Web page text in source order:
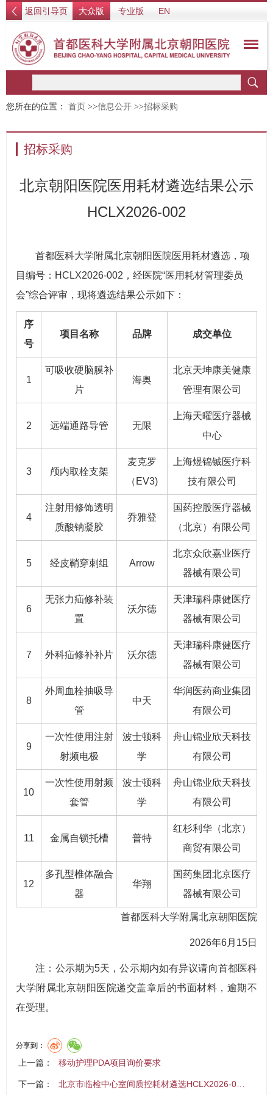
返回引导页 大众版 专业版 EN
您所在的位置： 首页 >>信息公开 >>招标采购
招标采购
北京朝阳医院医用耗材遴选结果公示
HCLX2026-002
首都医科大学附属北京朝阳医院医用耗材遴选，项
目编号：HCLX2026-002，经医院“医用耗材管理委员
会”综合评审，现将遴选结果公示如下：
序
号
项目名称 品牌 成交单位
1
可吸收硬脑膜补
片
海奥
北京天坤康美健康
管理有限公司
2 远端通路导管 无限
上海天曜医疗器械
中心
3 颅内取栓支架
麦克罗
（EV3)
上海煜锦铖医疗科
技有限公司
4
注射用修饰透明
质酸钠凝胶
乔雅登
国药控股医疗器械
（北京）有限公司
5 经皮鞘穿刺组 Arrow
北京众欣嘉业医疗
器械有限公司
6
无张力疝修补装
置
沃尔德
天津瑞科康健医疗
器械有限公司
7 外科疝修补补片 沃尔德
天津瑞科康健医疗
器械有限公司
8
外周血栓抽吸导
管
中天
华润医药商业集团
有限公司
9
一次性使用注射
射频电极
波士顿科
学
舟山锦业欣天科技
有限公司
10
一次性使用射频
套管
波士顿科
学
舟山锦业欣天科技
有限公司
11 金属自锁托槽 普特
红杉利华（北京）
商贸有限公司
12
多孔型椎体融合
器
华翔
国药集团北京医疗
器械有限公司
首都医科大学附属北京朝阳医院
2026年6月15日
注：公示期为5天，公示期内如有异议请向首都医科
大学附属北京朝阳医院递交盖章后的书面材料，逾期不
在受理。
分享到：
上一篇： 移动护理PDA项目询价要求
下一篇： 北京市临检中心室间质控耗材遴选HCLX2026-0…